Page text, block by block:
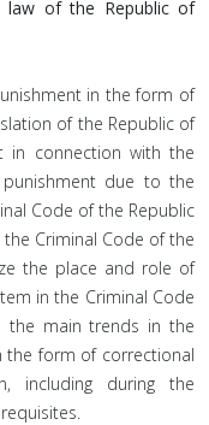
law of the Republic of
in the form of
of the Republic of
in connection with the
due to the
Code of the Republic
Criminal Code of the
the place and role of
in the Criminal Code
the main trends in the
the form of correctional
including during the